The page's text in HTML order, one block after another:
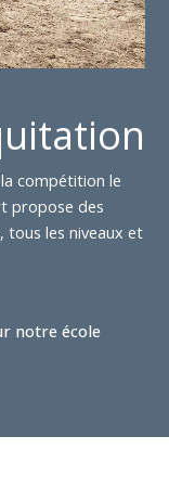
compétition le
propose des
tous les niveaux et
notre école